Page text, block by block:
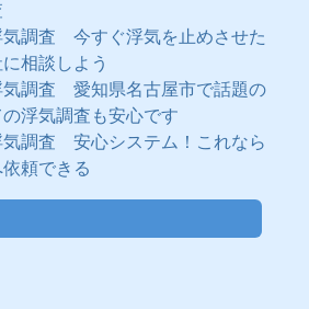
調査 今すぐ浮気を止めさせた
相談しよう
調査 愛知県名古屋市で話題の
浮気調査も安心です
調査 安心システム！これなら
頼できる